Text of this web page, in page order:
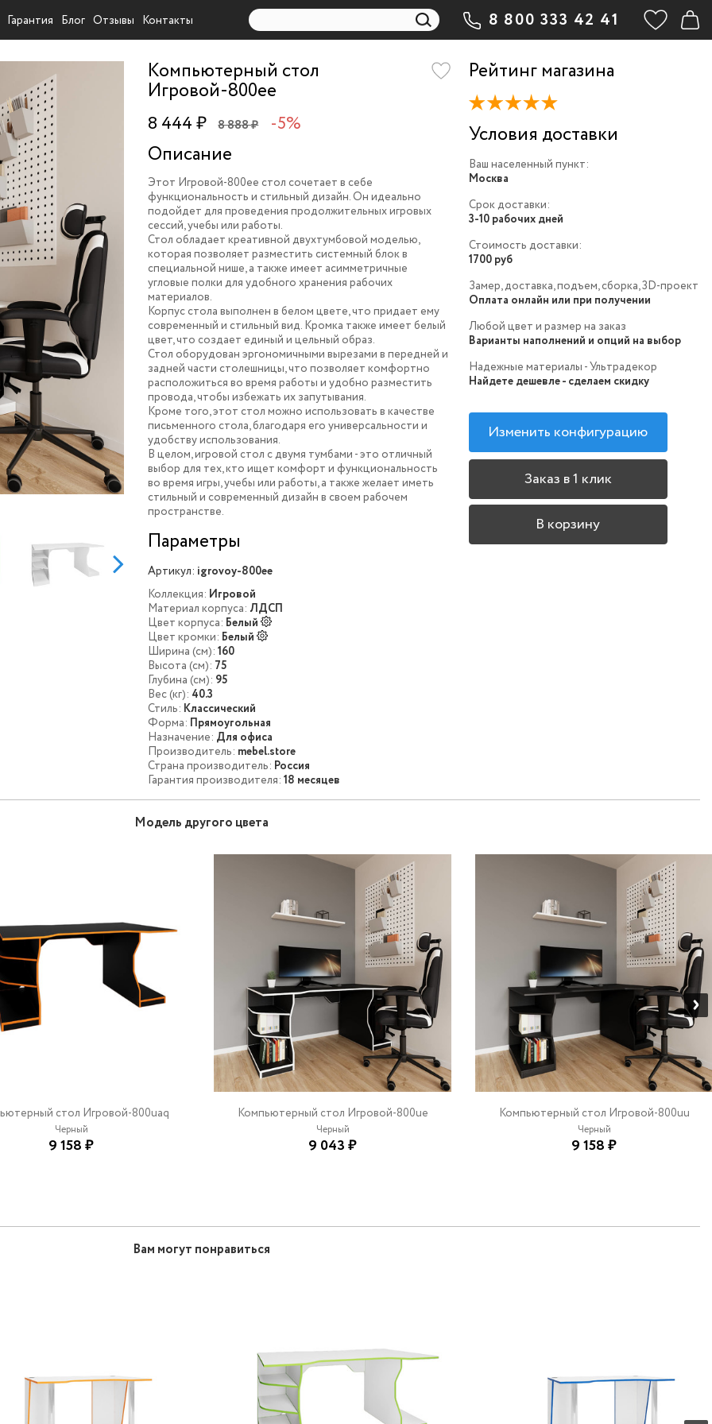
Гарантия Блог Отзывы Контакты 8 800 333 42 41
Компьютерный стол
Игровой-800ee
8 444 ₽ 8 888 ₽ -5%
Описание
Этот Игровой-800ee стол сочетает в себе
функциональность и стильный дизайн. Он идеально
подойдет для проведения продолжительных игровых
сессий, учебы или работы.
Стол обладает креативной двухтумбовой моделью,
которая позволяет разместить системный блок в
специальной нише, а также имеет асимметричные
угловые полки для удобного хранения рабочих
материалов.
Корпус стола выполнен в белом цвете, что придает ему
современный и стильный вид. Кромка также имеет белый
цвет, что создает единый и цельный образ.
Стол оборудован эргономичными вырезами в передней и
задней части столешницы, что позволяет комфортно
расположиться во время работы и удобно разместить
провода, чтобы избежать их запутывания.
Кроме того, этот стол можно использовать в качестве
письменного стола, благодаря его универсальности и
удобству использования.
В целом, игровой стол с двумя тумбами - это отличный
выбор для тех, кто ищет комфорт и функциональность
во время игры, учебы или работы, а также желает иметь
стильный и современный дизайн в своем рабочем
пространстве.
Параметры
Артикул: igrovoy-800ee
Коллекция: Игровой
Материал корпуса: ЛДСП
Цвет корпуса: Белый
Цвет кромки: Белый
Ширина (см): 160
Высота (см): 75
Глубина (см): 95
Вес (кг): 40.3
Стиль: Классический
Форма: Прямоугольная
Назначение: Для офиса
Производитель: mebel.store
Страна производитель: Россия
Гарантия производителя: 18 месяцев
Рейтинг магазина
Условия доставки
Ваш населенный пункт:
Москва
Срок доставки:
3-10 рабочих дней
Стоимость доставки:
1700 руб
Замер, доставка, подъем, сборка, 3D-проект
Оплата онлайн или при получении
Любой цвет и размер на заказ
Варианты наполнений и опций на выбор
Надежные материалы - Ультрадекор
Найдете дешевле - сделаем скидку
Изменить конфигурацию
Заказ в 1 клик
В корзину
Модель другого цвета
стол Игровой-800uaq
Черный
9 158 ₽
Компьютерный стол Игровой-800ue
Черный
9 043 ₽
Компьютерный стол Игровой-800uu
Черный
9 158 ₽
Вам могут понравиться